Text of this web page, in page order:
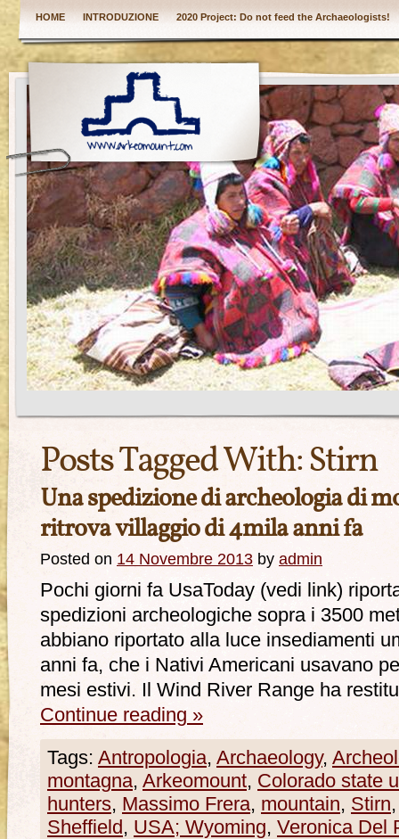
HOME INTRODUZIONE 2020 Project: Do not feed the Archaeologists!
Posts Tagged With:Stirn
Una spedizione di archeologia di
ritrova villaggio di 4mila anni fa
Posted on 14 Novembre 2013 by admin
Pochi giorni fa UsaToday (vedi link)
spedizioni archeologiche sopra i 3500
abbiano riportato alla luce insediamenti
anni fa, che i Nativi Americani usavano
mesi estivi. Il Wind River Range ha
Continue reading »
Tags: Antropologia, Archaeology,
montagna, Arkeomount, Colorado state
hunters, Massimo Frera, mountain, Stirn
Sheffield , USA; Wyoming, Veronica Del